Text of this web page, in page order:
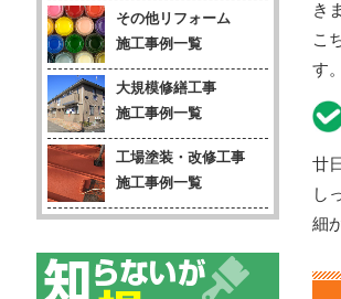
き
こ
す
廿
し
細
その他リフォーム
施工事例一覧
大規模修繕工事
施工事例一覧
工場塗装・改修工事
施工事例一覧